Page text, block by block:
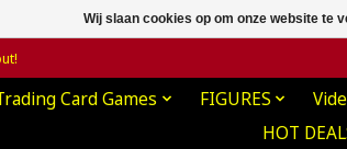
Card Games FIGURES
HOT
Wij slaan cookies op om onze website te